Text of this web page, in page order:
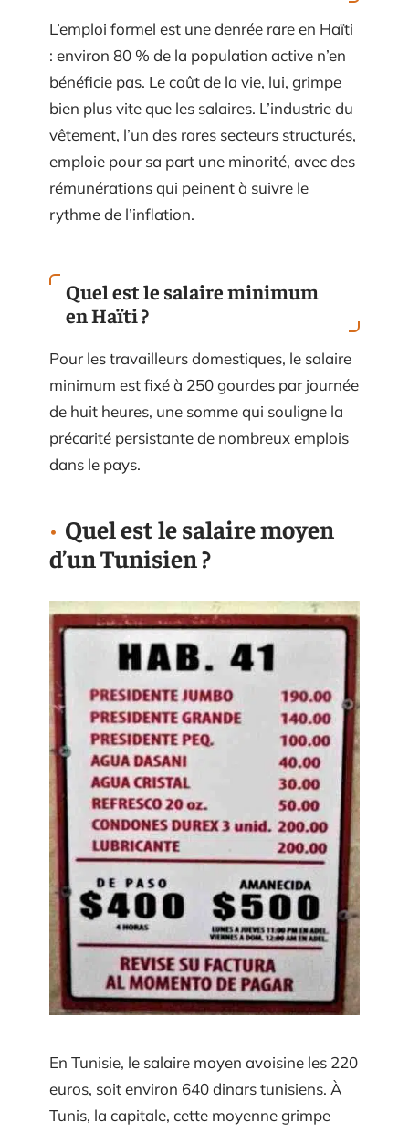
L’emploi formel est une denrée rare en Haïti
: environ 80 % de la population active n’en
bénéficie pas. Le coût de la vie, lui, grimpe
bien plus vite que les salaires. L’industrie du
vêtement, l’un des rares secteurs structurés,
emploie pour sa part une minorité, avec des
rémunérations qui peinent à suivre le
rythme de l’inflation.
Quel est le salaire minimum
en Haïti ?
Pour les travailleurs domestiques, le salaire
minimum est fixé à 250 gourdes par journée
de huit heures, une somme qui souligne la
précarité persistante de nombreux emplois
dans le pays.
Quel est le salaire moyen
d’un Tunisien ?
En Tunisie, le salaire moyen avoisine les 220
euros, soit environ 640 dinars tunisiens. À
Tunis, la capitale, cette moyenne grimpe